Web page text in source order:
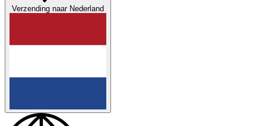
Verzending naarNederland